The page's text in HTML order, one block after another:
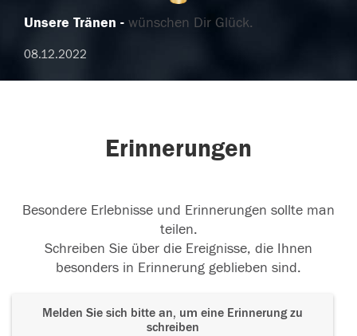
Unsere Tränen wünschen Dir Glück.
08.12.2022
Erinnerungen
Besondere Erlebnisse und Erinnerungen sollte man
teilen.
Schreiben Sie über die Ereignisse, die Ihnen
besonders in Erinnerung geblieben sind.
Melden Sie sich bitte an, um eine Erinnerung zu
schreiben